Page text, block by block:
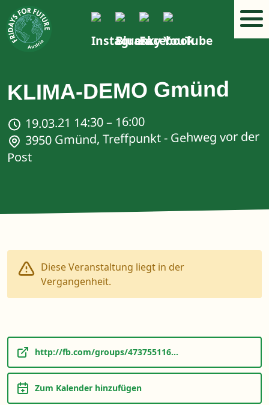
KLIMA-DEMO Gmünd
19.03.21 14:30 – 16:00
3950 Gmünd, Treffpunkt - Gehweg vor der
Post
Diese Veranstaltung liegt in der
Vergangenheit.
http://fb.com/groups/473755116...
Zum Kalender hinzufügen